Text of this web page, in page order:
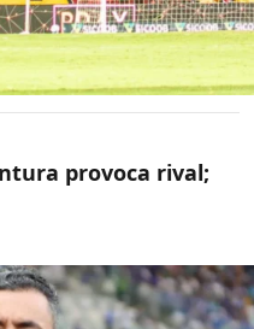
provoca rival;